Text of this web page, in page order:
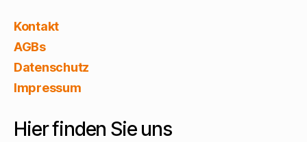
Kontakt
AGBs
Datenschutz
Impressum
Hier finden Sie uns